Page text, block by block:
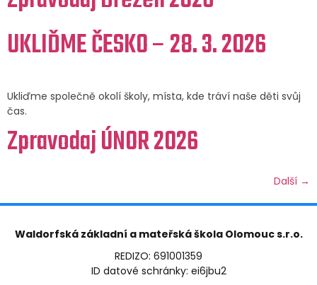
UKLIĎME ČESKO – 28. 3. 2026
Ukliďme společně okolí školy, místa, kde tráví naše děti svůj
čas.
Zpravodaj ÚNOR 2026
Další →
Waldorfská základní a mateřská škola Olomouc s.r.o.
REDIZO: 691001359
ID datové schránky: ei6jbu2